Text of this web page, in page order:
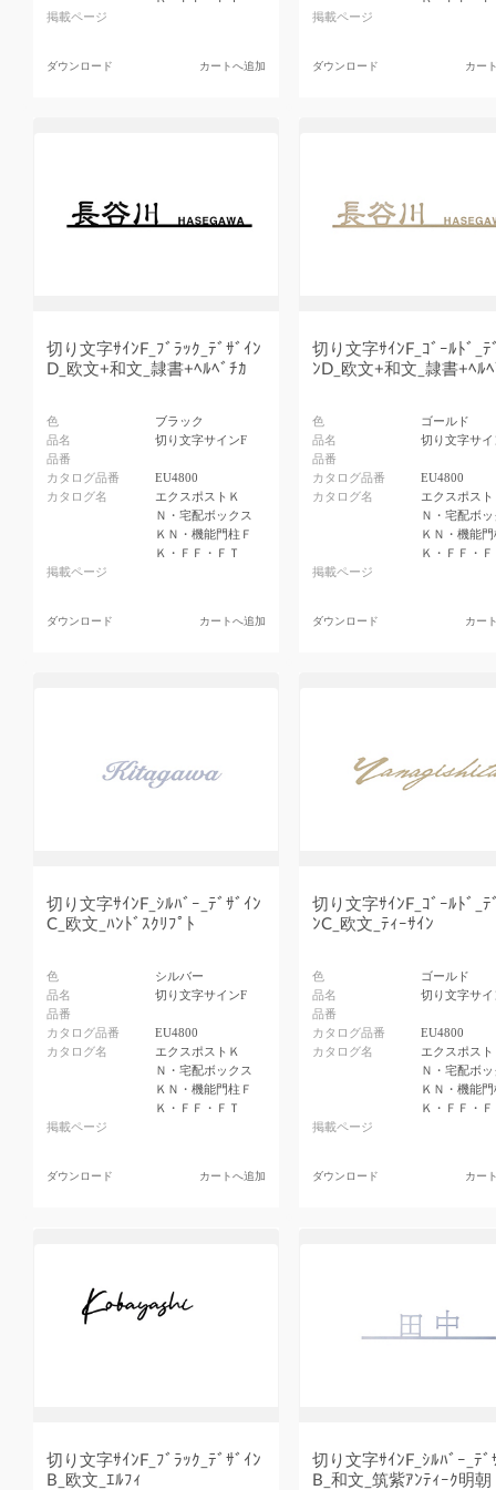
掲載ページ
ダウンロード カートへ追加
掲載ページ
ダウンロード カー
切り文字ｻｲﾝF_ﾌﾞﾗｯｸ_ﾃﾞｻﾞｲﾝ
D_欧文+和文_隷書+ﾍﾙﾍﾞﾁｶ
色
ブラック
品名
切り文字サインF
品番
カタログ品番
EU4800
カタログ名
エクスポストＫ
Ｎ・宅配ボックス
ＫＮ・機能門柱Ｆ
Ｋ・ＦＦ・ＦＴ
掲載ページ
ダウンロード カートへ追加
切り文字ｻｲﾝF_ｺﾞｰﾙﾄﾞ_ﾃ
ﾝD_欧文+和文_隷書+ﾍﾙ
色
ゴールド
品名
切り文字サイ
品番
カタログ品番
EU4800
カタログ名
エクスポス
Ｎ・宅配ボ
ＫＮ・機能
Ｋ・ＦＦ・
掲載ページ
ダウンロード カー
切り文字ｻｲﾝF_ｼﾙﾊﾞｰ_ﾃﾞｻﾞｲﾝ
C_欧文_ﾊﾝﾄﾞｽｸﾘﾌﾟﾄ
色
シルバー
品名
切り文字サインF
品番
カタログ品番
EU4800
カタログ名
エクスポストＫ
Ｎ・宅配ボックス
ＫＮ・機能門柱Ｆ
Ｋ・ＦＦ・ＦＴ
掲載ページ
ダウンロード カートへ追加
切り文字ｻｲﾝF_ｺﾞｰﾙﾄﾞ_ﾃ
ﾝC_欧文_ﾃｨｰｻｲﾝ
色
ゴールド
品名
切り文字サイ
品番
カタログ品番
EU4800
カタログ名
エクスポス
Ｎ・宅配ボ
ＫＮ・機能
Ｋ・ＦＦ・
掲載ページ
ダウンロード カー
切り文字ｻｲﾝF_ﾌﾞﾗｯｸ_ﾃﾞｻﾞｲﾝ
B_欧文_ｴﾙﾌｨ
切り文字ｻｲﾝF_ｼﾙﾊﾞｰ_ﾃﾞ
B_和文_筑紫ｱﾝﾃｨｰｸ明朝